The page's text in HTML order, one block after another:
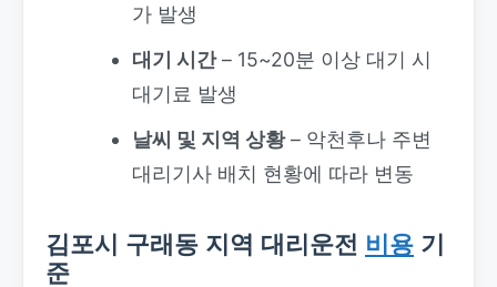
가 발생
대기 시간– 15~20분 이상 대기 시
대기료 발생
날씨 및 지역 상황– 악천후나 주변
대리기사 배치 현황에 따라 변동
김포시 구래동 지역 대리운전 비용 기
준